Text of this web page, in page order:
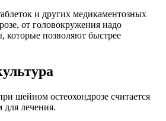
и других медикаментозных
от головокружения надо
которые позволяют быстрее
шейном остеохондрозе считается
для лечения.